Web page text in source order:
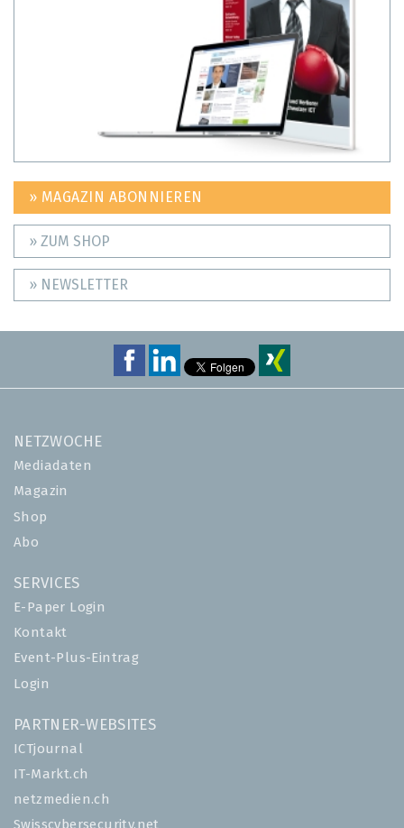
» MAGAZIN ABONNIEREN
» ZUM SHOP
» NEWSLETTER
NETZWOCHE
Mediadaten
Magazin
Shop
Abo
SERVICES
E-Paper Login
Kontakt
Event-Plus-Eintrag
Login
PARTNER-WEBSITES
ICTjournal
IT-Markt.ch
netzmedien.ch
Swisscybersecurity.net